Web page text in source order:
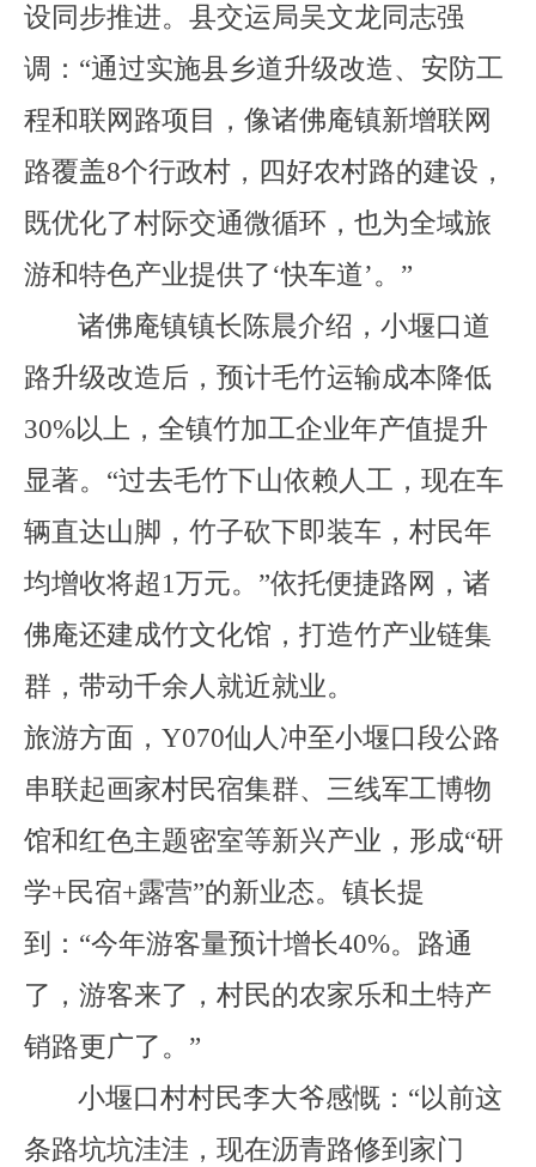
设同步推进。 县交运局吴文龙同志强
调： “通过实施县乡道升级改造、安防工
程和联网路项目， 像诸佛庵镇新增联网
路覆盖8个行政村， 四好农村路的建设，
既优化了村际交通微循环，也为全域旅
游和特色产业提供了 ‘快车道’。 ”
诸佛庵镇镇长 陈晨介绍，小堰口道
路升级改造 后， 预计毛竹运输成本降低
30%以上，全镇竹加工企业年产值提升
显著。 “过去毛竹下山依赖人工，现在车
辆直达山脚，竹子砍下即装车，村民年
均增收将超 1 万元。 ”依托便捷路网， 诸
佛庵还建成竹文化馆，打造竹产业链集
群，带动千余人就近就业。
旅游方面， Y070仙人冲至小堰口段公路
串联起画家村民宿集群、三线军工博物
馆和红色主题密室等新兴产业 ，形成“研
学+民宿+露营”的新业态。镇长提
到： “今年游客量预计增长40%。路通
了，游客来了，村民的农家乐和土特产
销路更广了。 ”
小堰口村村民李大爷感慨： “以前这
条路坑坑洼洼，现在沥青路修到家门